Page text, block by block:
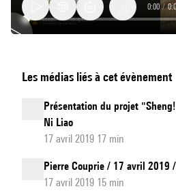
de
Bambous
Ornithologie
0:00 /
Les médias liés à cet évènement
Présentation du projet
Ni Liao
17 avril 2019 17 min
Pierre Couprie / 17 avril 2019
17 avril 2019 15 min